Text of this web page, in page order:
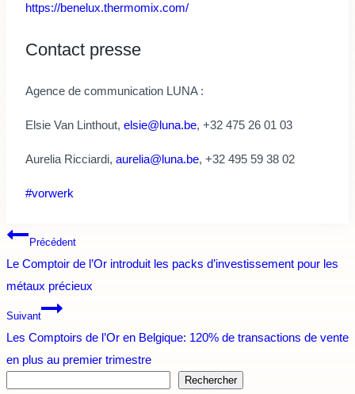
https://benelux.thermomix.com/
Contact presse
Agence de communication LUNA :
Elsie Van Linthout, elsie@luna.be, +32 475 26 01 03
Aurelia Ricciardi, aurelia@luna.be, +32 495 59 38 02
Étiquettes
la
publication :
#vorwerk
Navigation
de
l’article
Précédent
Le Comptoir de l’Or introduit les packs d’investissement pour les
métaux précieux
Suivant
Les Comptoirs de l’Or en Belgique: 120% de transactions de vente
en plus au premier trimestre
Rechercher